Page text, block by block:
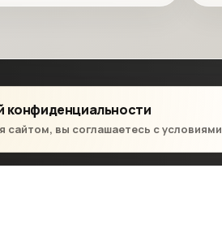
конфиденциальности
сайтом, вы соглашаетесь с условиями